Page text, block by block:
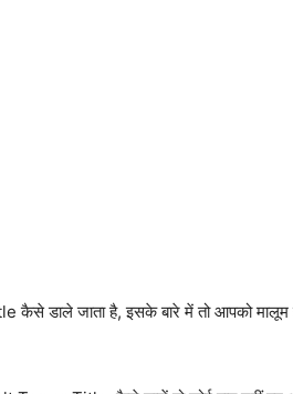
जाता है, इसके बारे में तो आपको मालूम